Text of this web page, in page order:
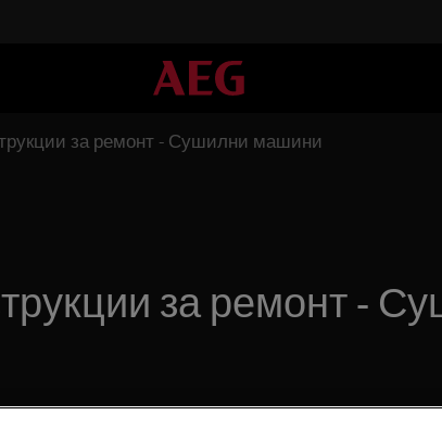
за ремонт - Сушилни машини
за ремонт -